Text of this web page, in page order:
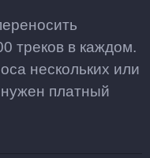
треков в каждом.
нескольких или
платный